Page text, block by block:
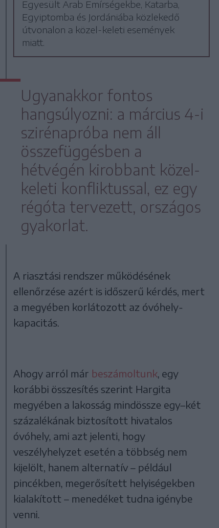
Egyesült Arab Emírségekbe, Katarba,
Egyiptomba és Jordániába közlekedő
útvonalon a közel-keleti események
miatt.
Ugyanakkor fontos
hangsúlyozni: a március 4-i
szirénapróba nem áll
összefüggésben a
hétvégén kirobbant közel-
keleti konfliktussal, ez egy
régóta tervezett, országos
gyakorlat.
A riasztási rendszer működésének
ellenőrzése azért is időszerű kérdés, mert
a megyében korlátozott az óvóhely-
kapacitás.
Ahogy arról már beszámoltunk , egy
korábbi összesítés szerint Hargita
megyében a lakosság mindössze egy–két
százalékának biztosított hivatalos
óvóhely, ami azt jelenti, hogy
veszélyhelyzet esetén a többség nem
kijelölt, hanem alternatív – például
pincékben, megerősített helyiségekben
kialakított – menedéket tudna igénybe
venni.